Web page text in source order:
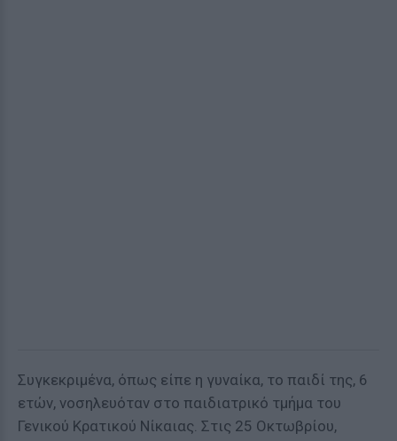
Συγκεκριμένα, όπως είπε η γυναίκα, το παιδί της, 6
ετών, νοσηλευόταν στο παιδιατρικό τμήμα του
Γενικού Κρατικού Νίκαιας. Στις 25 Οκτωβρίου,